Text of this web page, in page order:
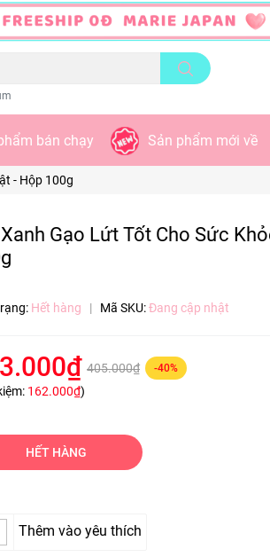
bán chạy Sản phẩm mới về
- Hộp 100g
Gạo Lứt Tốt Cho Sức
Hết hàng | Mã SKU:Đang cập nhật
405.000₫ -40%
162.000₫)
HẾT HÀNG
Thêm vào yêu thích